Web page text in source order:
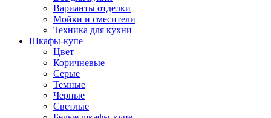
Варианты отделки
Мойки и смесители
Техника для кухни
Шкафы-купе
Цвет
Коричневые
Серые
Темные
Черные
Светлые